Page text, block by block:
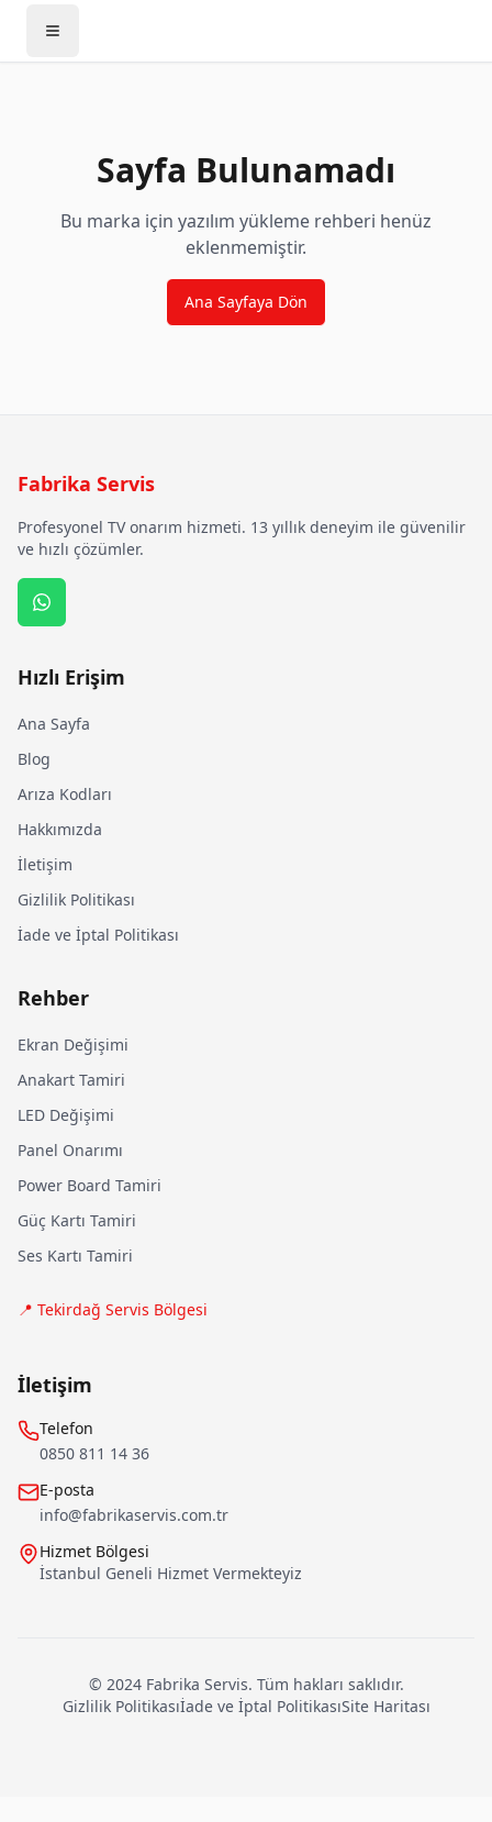
Sayfa Bulunamadı
Bu marka için yazılım yükleme rehberi henüz
eklenmemiştir.
Ana Sayfaya Dön
Fabrika Servis
Profesyonel TV onarım hizmeti. 13 yıllık deneyim ile güvenilir
ve hızlı çözümler.
Hızlı Erişim
Ana Sayfa
Blog
Arıza Kodları
Hakkımızda
İletişim
Gizlilik Politikası
İade ve İptal Politikası
Rehber
Ekran Değişimi
Anakart Tamiri
LED Değişimi
Panel Onarımı
Power Board Tamiri
Güç Kartı Tamiri
Ses Kartı Tamiri
📍 Tekirdağ Servis Bölgesi
İletişim
Telefon
0850 811 14 36
E-posta
info@fabrikaservis.com.tr
Hizmet Bölgesi
İstanbul Geneli Hizmet Vermekteyiz
© 2024 Fabrika Servis. Tüm hakları saklıdır.
Gizlilik Politikasıİade ve İptal PolitikasıSite Haritası